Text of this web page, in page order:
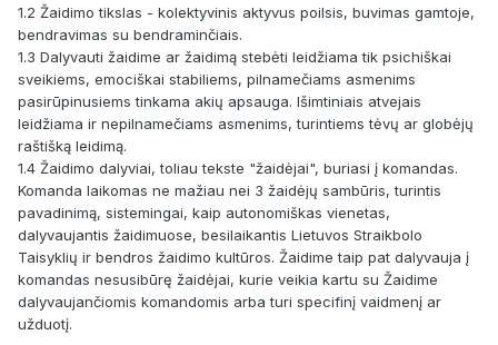
1.2 Žaidimo tikslas - kolektyvinis aktyvus poilsis, buvimas gamtoje,
bendravimas su bendraminčiais.
1.3 Dalyvauti žaidime ar žaidimą stebėti leidžiama tik psichiškai
sveikiems, emociškai stabiliems, pilnamečiams asmenims
pasirūpinusiems tinkama akių apsauga. Išimtiniais atvejais
leidžiama ir nepilnamečiams asmenims, turintiems tėvų ar globėjų
raštišką leidimą.
1.4 Žaidimo dalyviai, toliau tekste "žaidėjai", buriasi į komandas.
Komanda laikomas ne mažiau nei 3 žaidėjų sambūris, turintis
pavadinimą, sistemingai, kaip autonomiškas vienetas,
dalyvaujantis žaidimuose, besilaikantis Lietuvos Straikbolo
Taisyklių ir bendros žaidimo kultūros. Žaidime taip pat dalyvauja į
komandas nesusibūrę žaidėjai, kurie veikia kartu su Žaidime
dalyvaujančiomis komandomis arba turi specifinį vaidmenį ar
užduotį.